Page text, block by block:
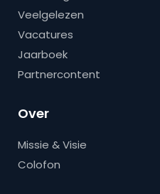
Veelgelezen
Vacatures
Jaarboek
Partnercontent
Over
Missie & Visie
Colofon